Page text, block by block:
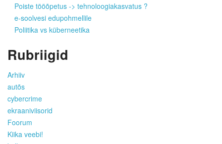
Poiste tööõpetus -> tehnoloogiakasvatus ?
e-soolvesi edupohmellile
Poliitika vs küberneetika
Rubriigid
Arhiiv
autõs
cybercrime
ekraaniviisorid
Foorum
Kiika veebi!